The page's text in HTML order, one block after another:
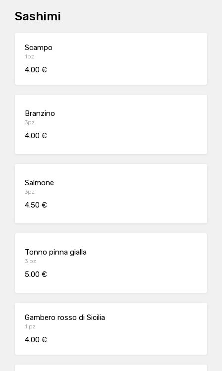
Sashimi
Scampo
1pz
4.00 €
Branzino
3pz
4.00 €
Salmone
3pz
4.50 €
Tonno pinna gialla
3 pz
5.00 €
Gambero rosso di Sicilia
1 pz
4.00 €